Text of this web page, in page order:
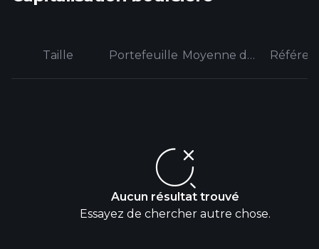
Taille Portefeuille Moyenne de la catégorie
Aucun résultat trouvé
Essayez de chercher autre chose.